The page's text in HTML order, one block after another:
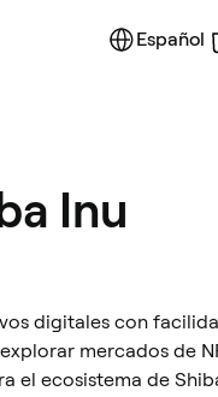
Español
Inu
digitales con
mercados de
el ecosistema de